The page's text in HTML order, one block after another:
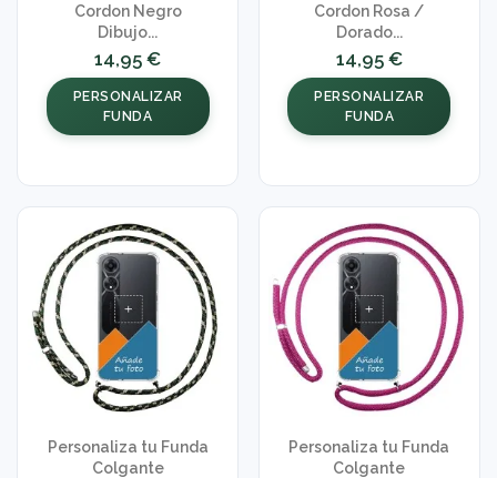
Cordon Negro
Dibujo...
14,95 €
PERSONALIZAR
FUNDA
Cordon Rosa /
Dorado...
14,95 €
PERSONALIZAR
FUNDA
Personaliza tu Funda
Colgante
Personaliza tu Funda
Colgante